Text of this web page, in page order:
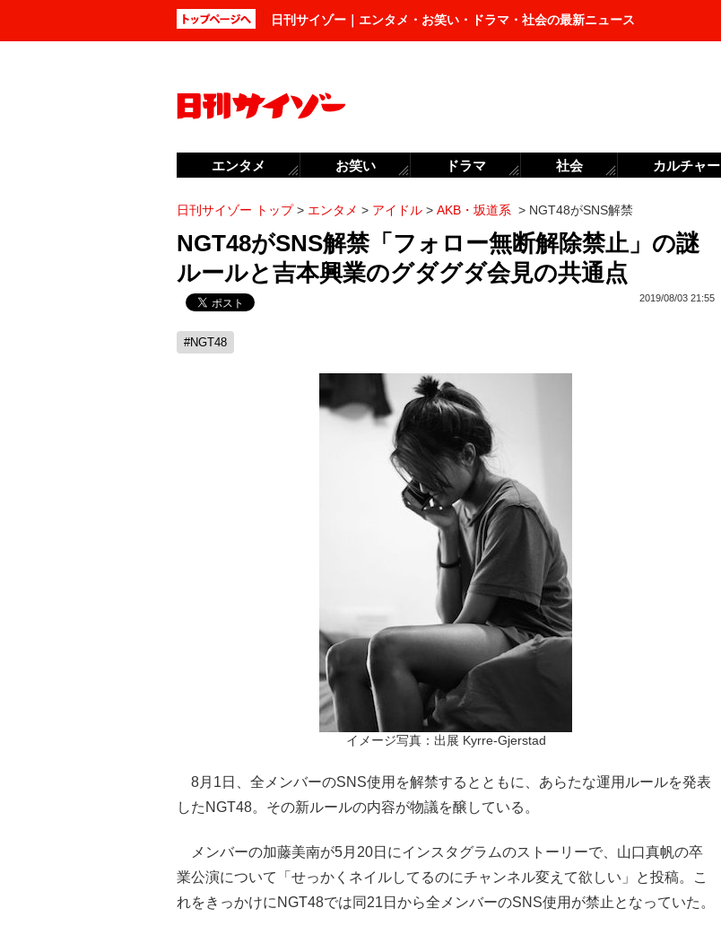
日刊サイゾー｜エンタメ・お笑い・ドラマ・社会の最新ニュース
日刊サイゾー トップ> エンタメ > アイドル > AKB・坂道系 > NGT48がSNS解禁
NGT48がSNS解禁「フォロー無断解除禁止」の謎
ルールと吉本興業のグダグダ会見の共通点
2019/08/03 21:55
#NGT48
イメージ写真：出展 Kyrre-Gjerstad
8月1日、全メンバーのSNS使用を解禁するとともに、あらたな運用ルールを発表
したNGT48。その新ルールの内容が物議を醸している。
メンバーの加藤美南が5月20日にインスタグラムのストーリーで、山口真帆の卒
業公演について「せっかくネイルしてるのにチャンネル変えて欲しい」と投稿。こ
れをきっかけにNGT48では同21日から全メンバーのSNS使用が禁止となっていた。
エンタメ お笑い ドラマ 社会 カルチャー